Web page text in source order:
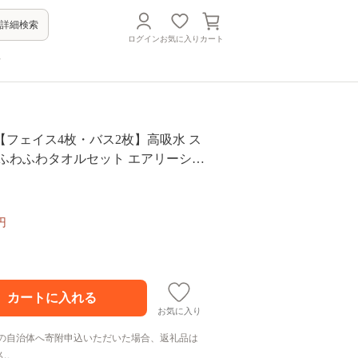
詳細検索
ログインお気に入り カート
フェイス4枚・バス2枚】高吸水 ス
わふわタオルセット エアリーシュ
セット コットン 綿 ふんわり 無地
水性 大阪府 泉大津市
お気に入り
自治体へ寄附申込いただいた場合、返礼品は